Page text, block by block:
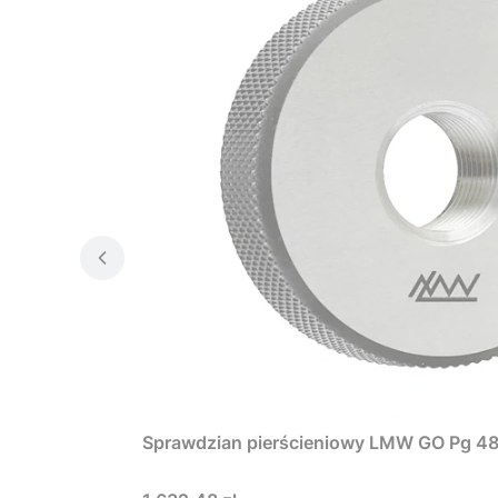
Sprawdzian pierścieniowy LMW GO Pg 48